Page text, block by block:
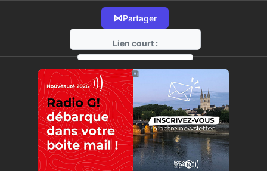
⋈Partager
Lien court :
https://radio-g.fr?r75
⧉